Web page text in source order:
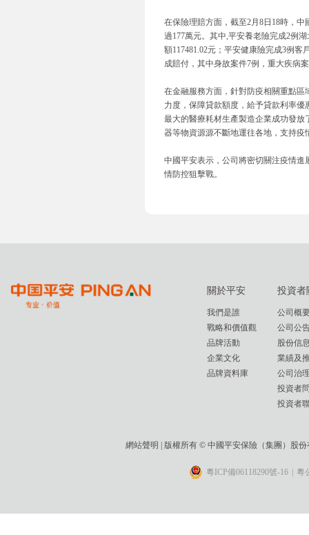
在保險理賠方面，截至2月8日18時，
過177萬元。其中,平安養老險完成2例
額117481.02元；平安健康險完成3例
成賠付，其中身故案件7例，重大疾病
在金融服務方面，針對防疫相關重點
力度，保障貸款額度，給予貸款利率
最大的醫療耗材生產製造企業成功發
器等物資源源不斷地運往各地，支持疫
中國平安表示，公司將密切關注疫情
情防控狙擊戰。
關於平安
我們是誰
戰略和價值觀
品牌活動
企業文化
品牌資料庫
投資者
公司概
公司公
股份信
業績及
公司治
投資者
投資者
網站聲明 | 版權所有 © 中國平安保險（集團）股
粵ICP備06118290號-16 粵